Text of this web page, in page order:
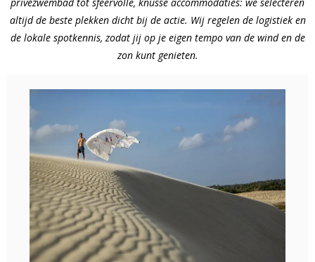
altijd de beste plekken dicht bij de actie. Wij regelen de logistiek en
de lokale spotkennis, zodat jij op je eigen tempo van de wind en de
zon kunt genieten.